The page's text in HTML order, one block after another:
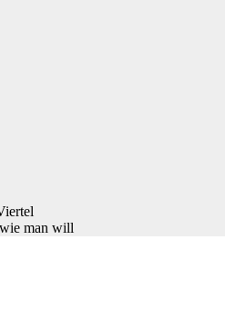
man will